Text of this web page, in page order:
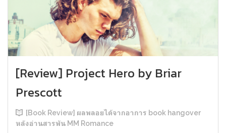
[Review] Project Hero by Briar
Prescott
[Book Review] ผลพลอยได้จากอาการ book hangover
หลังอ่านสารพัน MM Romance